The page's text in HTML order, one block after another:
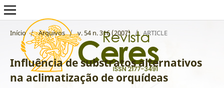
Início / Arquivos / v. 54 n. 316 (2007) / ARTICLE
Influência de substratos alternativos
na aclimatização de orquídeas